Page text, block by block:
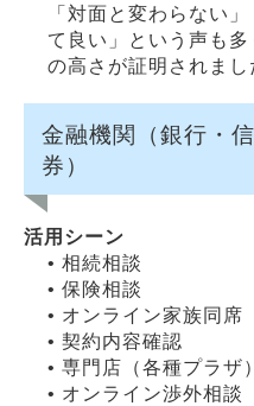
「対面と変わらない
て良い」という声も
の高さが証明されまし
金融機関（銀行・
券）
活用シーン
• 相続相談
• 保険相談
• オンライン家族同席
• 契約内容確認
• 専門店（各種プラザ
• オンライン渉外相談